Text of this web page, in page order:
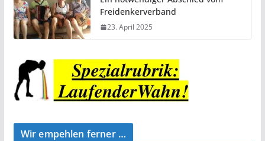
Freidenkerverband
23. April 2025
Wir empehlen ferner …